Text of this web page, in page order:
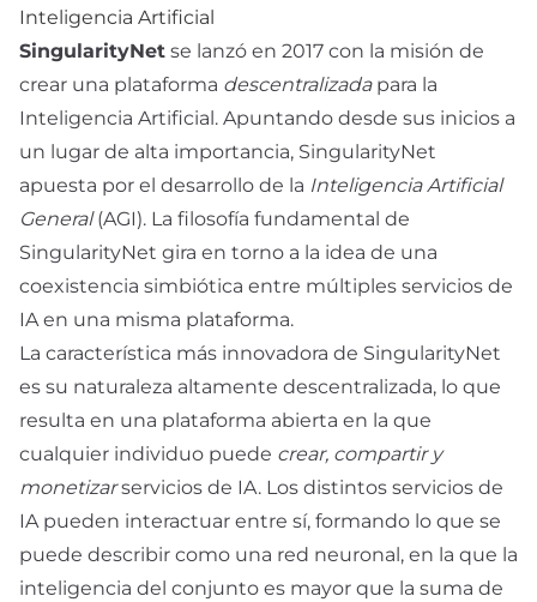
Inteligencia Artificial
SingularityNet se lanzó en 2017 con la misión de
crear una plataforma descentralizadapara la
Inteligencia Artificial. Apuntando desde sus inicios a
un lugar de alta importancia, SingularityNet
apuesta por el desarrollo de la Inteligencia Artificial
General(AGI). La filosofía fundamental de
SingularityNet gira en torno a la idea de una
coexistencia simbiótica entre múltiples servicios de
IA en una misma plataforma.
La característica más innovadora de SingularityNet
es su naturaleza altamente descentralizada, lo que
resulta en una plataforma abierta en la que
cualquier individuo puede crear, compartir y
monetizarservicios de IA. Los distintos servicios de
IA pueden interactuar entre sí, formando lo que se
puede describir como una red neuronal, en la que la
inteligencia del conjunto es mayor que la suma de